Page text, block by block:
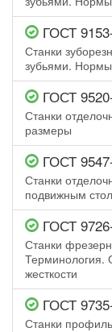
ГОСТ
Станки
зубьями. Нормы
ГОСТ
Станки
размеры
ГОСТ
Станки
подвижным
ГОСТ
Станки
Терминология.
жесткости
ГОСТ
Станки